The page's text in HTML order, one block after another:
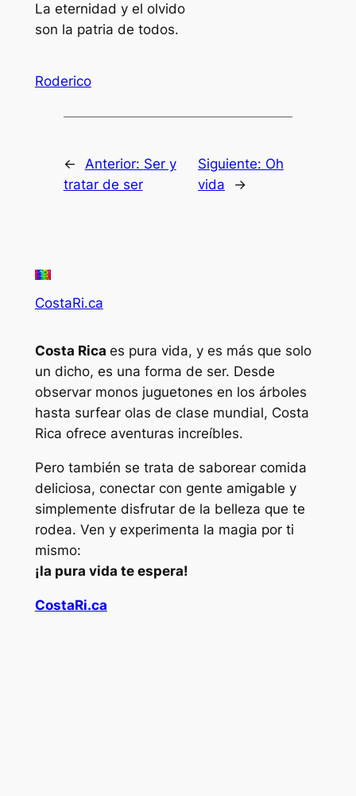
La eternidad y el olvido
son la patria de todos.
Roderico
← Anterior: Ser y
tratar de ser
Siguiente: Oh
vida
→
CostaRi.ca
Costa Rica es pura vida, y es más que solo
un dicho, es una forma de ser. Desde
observar monos juguetones en los árboles
hasta surfear olas de clase mundial, Costa
Rica ofrece aventuras increíbles.
Pero también se trata de saborear comida
deliciosa, conectar con gente amigable y
simplemente disfrutar de la belleza que te
rodea. Ven y experimenta la magia por ti
mismo:
¡la pura vida te espera!
CostaRi.ca